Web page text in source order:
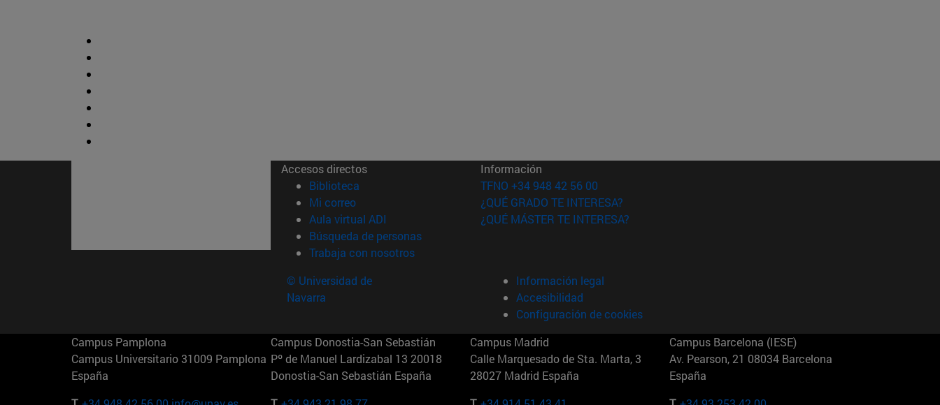
Accesos directos
Biblioteca (abre en nueva ventana)
Mi correo(abre en nueva ventana)
Aula virtual ADI (abre en nueva ventana)
Búsqueda de personas(abre en nueva ventana)
Trabaja con nosotros(abre en nueva ventana)
Información
TFNO +34 948 42 56 00
¿QUÉ GRADO TE INTERESA?
¿QUÉ MÁSTER TE INTERESA?
© Universidad de
Navarra
Información legal
Accesibilidad
Configuración de cookies
Campus Pamplona
Campus Universitario 31009 Pamplona
España
Campus Donostia-San Sebastián
Pº de Manuel Lardizabal 13 20018
Donostia-San Sebastián España
Campus Madrid
Calle Marquesado de Sta. Marta, 3
28027 Madrid España
Campus Barcelona (IESE)
Av. Pearson, 21 08034 Barcelona
España